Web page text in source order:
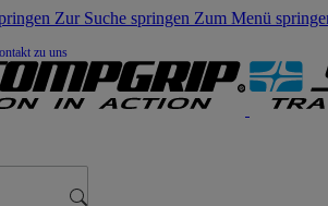
Zur Suche springen Zum Menü
zu uns